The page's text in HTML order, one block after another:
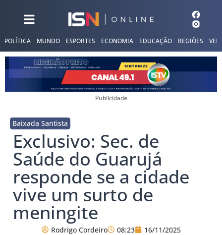
POLÍTICA MUNDO ESPORTES ECONOMIA EDUCAÇÃO REGIÕES
Publicidade
Baixada Santista
Exclusivo: Sec. de
Saúde do Guarujá
responde se a cidade
vive um surto de
meningite
Rodrigo Cordeiro 08:23 16/11/2025